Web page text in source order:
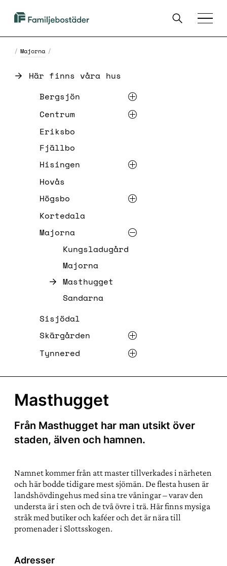
Familjebostäder
i
Sök
/ Majorna /
Här finns våra hus
List of links on the page
Bergsjön
Centrum
Eriksbo
Fjällbo
Hisingen
Hovås
Högsbo
Kortedala
Majorna
Kungsladugård
Majorna
Masthugget
Sandarna
Sisjödal
Skärgården
Tynnered
Masthugget
Från Masthugget har man utsikt över
staden, älven och hamnen.
Namnet kommer från att master tillverkades i närheten
och här bodde tidigare mest sjömän. De flesta husen är
landshövdingehus med sina tre våningar – varav den
understa är i sten och de två övre i trä. Här finns mysiga
stråk med butiker och kaféer och det är nära till
promenader i Slottsskogen.
Adresser